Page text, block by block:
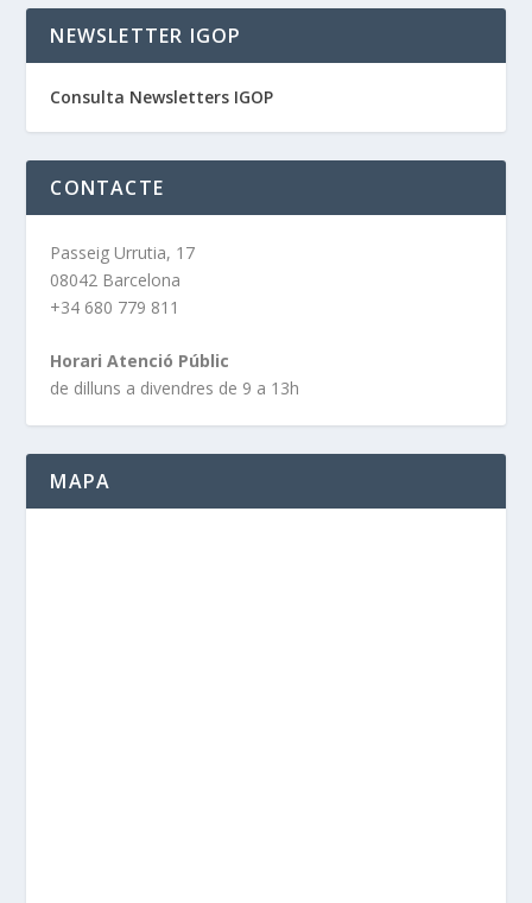
NEWSLETTER IGOP
Consulta Newsletters IGOP
CONTACTE
Passeig Urrutia, 17
08042 Barcelona
+34 680 779 811
Horari Atenció Públic
de dilluns a divendres de 9 a 13h
MAPA